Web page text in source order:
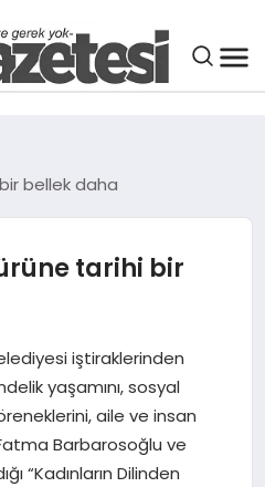
bellek daha
tarihi bir
iştiraklerinden
yaşamını, sosyal
aile ve insan
Barbarosoğlu ve
“Kadınların Dilinden